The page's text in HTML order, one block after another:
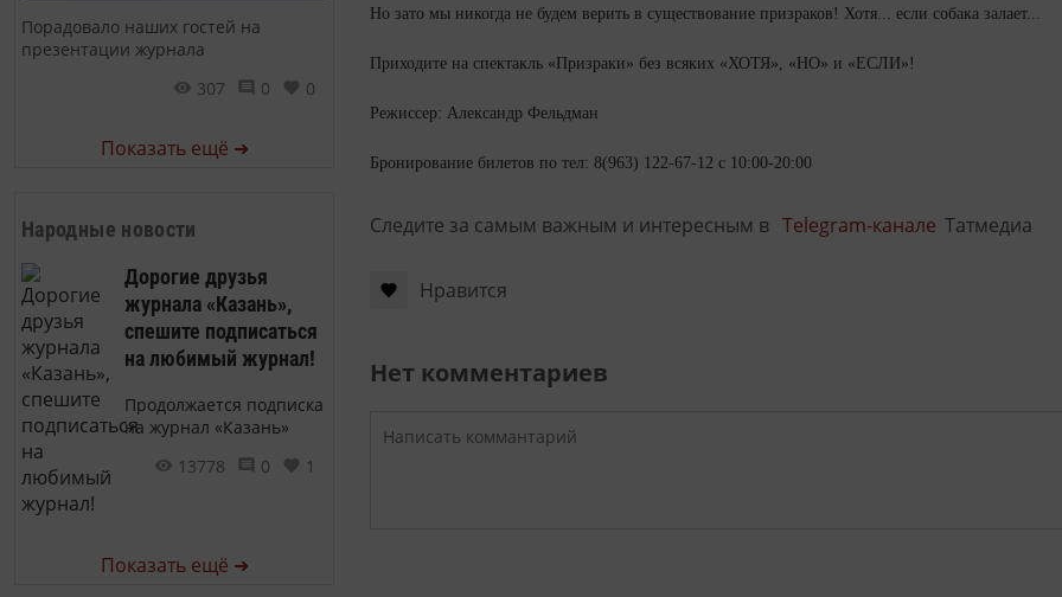
Порадовало наших гостей на
презентации журнала
307
0 0
Показать ещё ➜
Народные новости
Дорогие друзья
журнала «Казань»,
спешите подписаться
на любимый журнал!
Продолжается подписка
на журнал «Казань»
13778
0 1
Показать ещё ➜
Но зато мы никогда не будем верить в существование призраков! Хотя... если собака залает...
Приходите на спектакль «Призраки» без всяких «ХОТЯ», «НО» и «ЕСЛИ»!
Режиссер: Александр Фельдман
Бронирование билетов по тел: 8(963) 122-67-12 с 10:00-20:00
Следите за самым важным и интересным в Telegram-канале Татмедиа
Нравится
Нет комментариев